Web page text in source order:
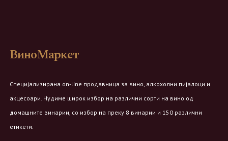
ВиноМаркет
Специјализирана on-line продавница за вино, алкохолни пијалоци и
акцесоари. Нудиме широк избор на различни сорти на вино од
домашните винарии, со избор на преку 8 винарии и 150 различни
етикети.